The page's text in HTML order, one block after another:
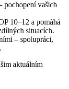
pochopení vašich
10–12 a pomáhá
situacích.
– spolupráci,
aktuálním